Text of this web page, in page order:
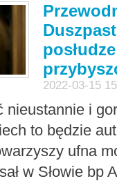
2022-03-15
i
to będzie
ufna
w Słowie bp